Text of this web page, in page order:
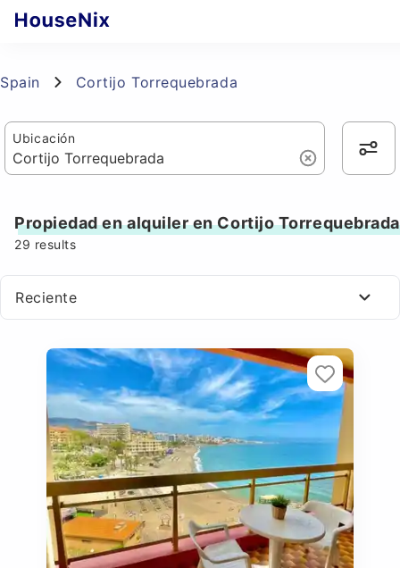
Spain Cortijo Torrequebrada
Ubicación
Propiedad en alquiler en Cortijo Torrequebrada
29 results
Reciente